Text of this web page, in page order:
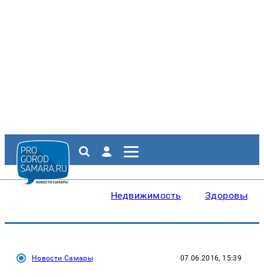
Недвижимость Здоровье
Новости Самары 07.06.2016, 15:39